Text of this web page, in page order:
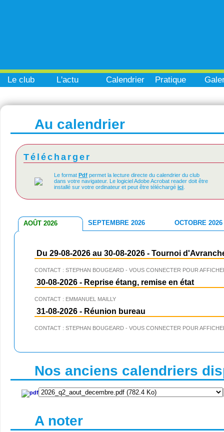
Le club L'actu Calendrier Pratique
Au calendrier
Télécharger
Le format Pdf permet la lecture directe du calendrier du club
dans votre navigateur. Le logiciel Adobe Acrobat reader doit être
installé sur votre ordinateur et peut être téléchargé ici
AOÛT 2026 SEPTEMBRE 2026 OCTOBRE 2026
Du 29-08-2026 au 30-08-2026 - Tournoi
CONTACT : STEPHAN BOUGEARD - VOUS CONNECTER POUR
30-08-2026 - Reprise étang, remise en état
CONTACT : EMMANUEL MAILLY
31-08-2026 - Réunion bureau
CONTACT : STEPHAN BOUGEARD - VOUS CONNECTER POUR
Nos anciens calendriers
A noter